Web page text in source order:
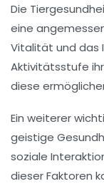
Die
eine
Vitalität und das
Aktivitätsstufe
diese
Ein weiterer
geistige
soziale
dieser Faktoren